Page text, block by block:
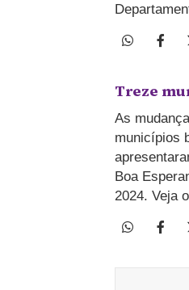
Treze
As
municípios
Boa
2024. Veja